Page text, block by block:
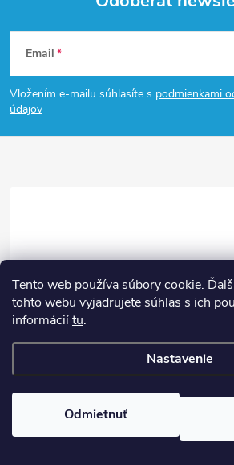
Tento web používa súbory cookie.
tohto webu vyjadrujete súhlas s ich
informáciítu.
Nastavenie
Odmietnuť
Z
á
p
e
Email
Vložením e-mailu súhlasíte s podmienkami
údajov
Facebook
+421 948 957